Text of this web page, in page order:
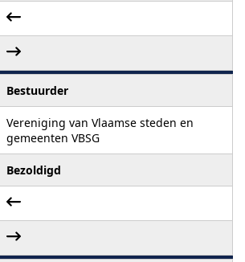
Bestuurder
Vereniging van Vlaamse steden en
gemeenten VBSG
Bezoldigd